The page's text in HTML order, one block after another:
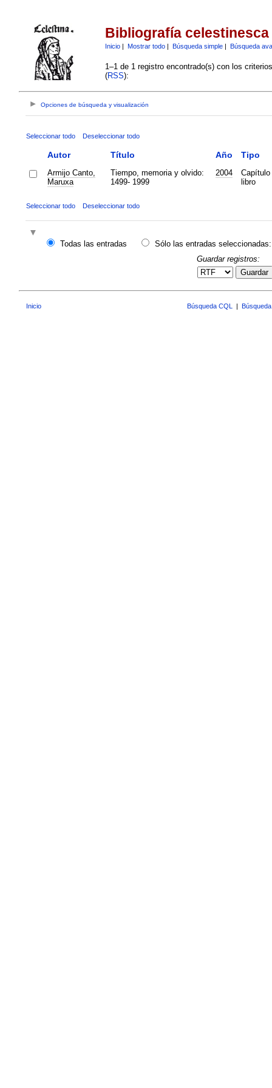
Bibliografía celestinesca
Inicio| Mostrar todo| Búsqueda simple| Búsqueda
1–1 de 1 registro encontrado(s) con los
(RSS):
Opciones de búsqueda y visualización
Seleccionar todo Deseleccionar todo
Autor Título Año Tipo
Armijo Canto,
Maruxa
Tiempo, memoria y olvido:
1499- 1999
2004
Capítulo
libro
Seleccionar todo Deseleccionar todo
Todas las entradas
Sólo las entradas seleccionadas:
Guardar registros:
Guardar
Inicio Búsqueda CQL